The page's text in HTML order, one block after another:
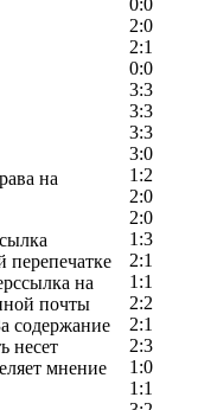
0:0
2:0
2:1
0:0
3:3
3:3
3:3
3:0
1:2
2:0
2:0
1:3
2:1
1:1
2:2
2:1
2:3
1:0
1:1
на
перепечатке
на
почты
содержание
несет
мнение